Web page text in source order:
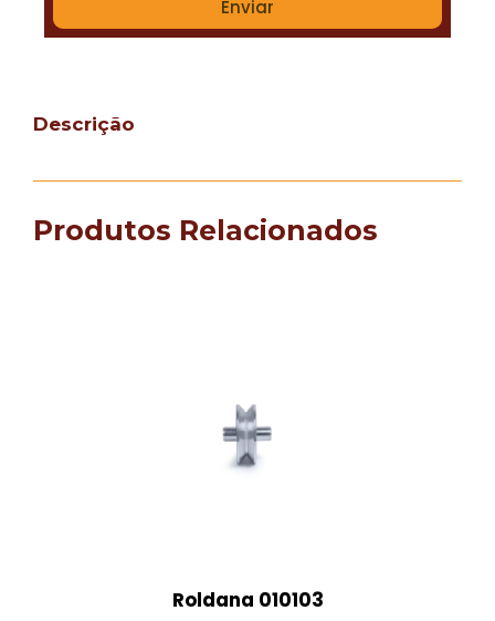
Enviar
Descrição
Produtos Relacionados
Roldana 010103